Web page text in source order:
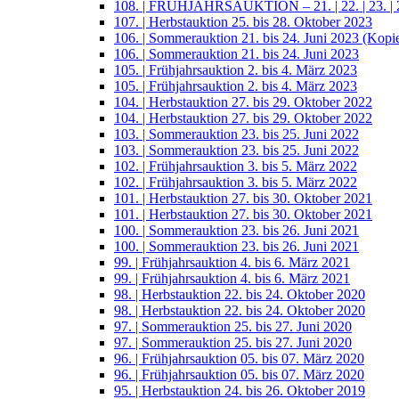
108. | FRÜHJAHRSAUKTION – 21. | 22. | 23. |
107. | Herbstauktion 25. bis 28. Oktober 2023
106. | Sommerauktion 21. bis 24. Juni 2023
106. | Sommerauktion 21. bis 24. Juni 2023
105. | Frühjahrsauktion 2. bis 4. März 2023
105. | Frühjahrsauktion 2. bis 4. März 2023
104. | Herbstauktion 27. bis 29. Oktober 2022
104. | Herbstauktion 27. bis 29. Oktober 2022
103. | Sommerauktion 23. bis 25. Juni 2022
103. | Sommerauktion 23. bis 25. Juni 2022
102. | Frühjahrsauktion 3. bis 5. März 2022
102. | Frühjahrsauktion 3. bis 5. März 2022
101. | Herbstauktion 27. bis 30. Oktober 2021
101. | Herbstauktion 27. bis 30. Oktober 2021
100. | Sommerauktion 23. bis 26. Juni 2021
100. | Sommerauktion 23. bis 26. Juni 2021
99. | Frühjahrsauktion 4. bis 6. März 2021
99. | Frühjahrsauktion 4. bis 6. März 2021
98. | Herbstauktion 22. bis 24. Oktober 2020
98. | Herbstauktion 22. bis 24. Oktober 2020
97. | Sommerauktion 25. bis 27. Juni 2020
97. | Sommerauktion 25. bis 27. Juni 2020
96. | Frühjahrsauktion 05. bis 07. März 2020
96. | Frühjahrsauktion 05. bis 07. März 2020
95. | Herbstauktion 24. bis 26. Oktober 2019